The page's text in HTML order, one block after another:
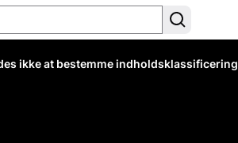
ikke at bestemme indholdsklassificering